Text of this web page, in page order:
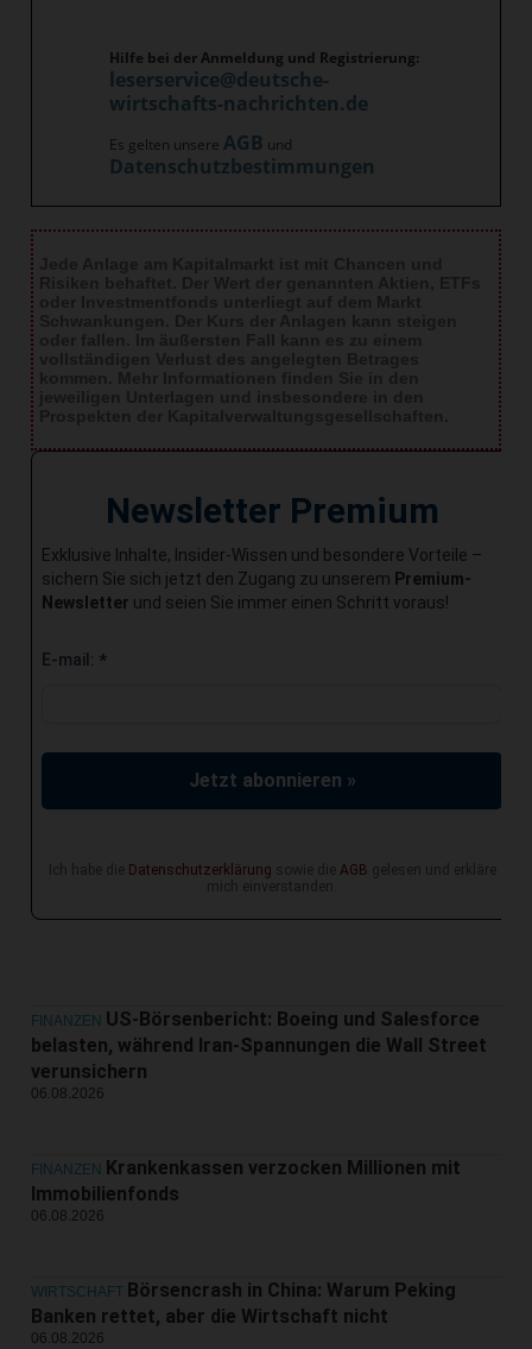
Hilfe bei der Anmeldung und Registrierung:
leserservice@deutsche-
wirtschafts-nachrichten.de
Es gelten unsere AGB und
Datenschutzbestimmungen
Newsletter Premium
Exklusive Inhalte, Insider-Wissen und besondere Vorteile –
sichern Sie sich jetzt den Zugang zu unserem Premium-
Newsletter und seien Sie immer einen Schritt voraus!
E-mail: *
Jetzt abonnieren »
Ich habe die Datenschutzerklärung sowie die AGB gelesen und erkläre
mich einverstanden.
FINANZEN US-Börsenbericht: Boeing und Salesforce
belasten, während Iran-Spannungen die Wall Street
verunsichern
06.08.2026
FINANZEN
Krankenkassen verzocken Millionen mit
Immobilienfonds
06.08.2026
WIRTSCHAFT Börsencrash in China: Warum Peking
Banken rettet, aber die Wirtschaft nicht
06.08.2026